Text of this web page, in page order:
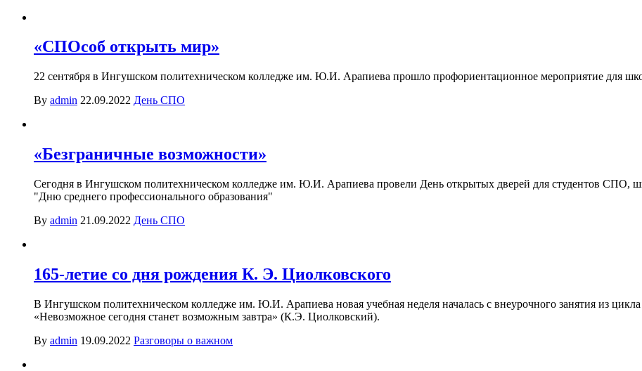
«СПОсоб открыть мир»
22 сентября в Ингушском политехническом колледже им. Ю.И. Арапиева прошло профориентационное мероприятие для
By admin 22.09.2022 День СПО
«Безграничные возможности»
Сегодня в Ингушском политехническом колледже им. Ю.И. Арапиева провели День открытых дверей для студентов СПО,
"Дню среднего профессионального образования"
By admin 21.09.2022 День СПО
165-летие со дня рождения К. Э. Циолковского
В Ингушском политехническом колледже им. Ю.И. Арапиева новая учебная неделя началась с внеурочного занятия из
«Невозможное сегодня станет возможным завтра» (К.Э. Циолковский).
By admin 19.09.2022 Разговоры о важном